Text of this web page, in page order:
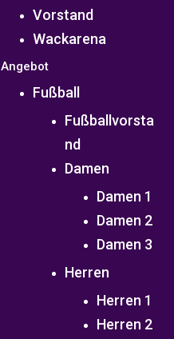
Vorstand
Wackarena
Angebot
Fußball
Fußballvorsta
nd
Damen
Damen 1
Damen 2
Damen 3
Herren
Herren 1
Herren 2